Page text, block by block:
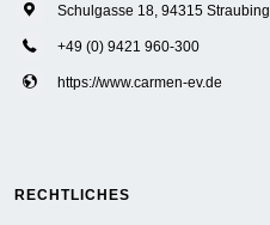
Schulgasse 18, 94315 Straubing
+49 (0) 9421 960-300
https://www.carmen-ev.de
RECHTLICHES